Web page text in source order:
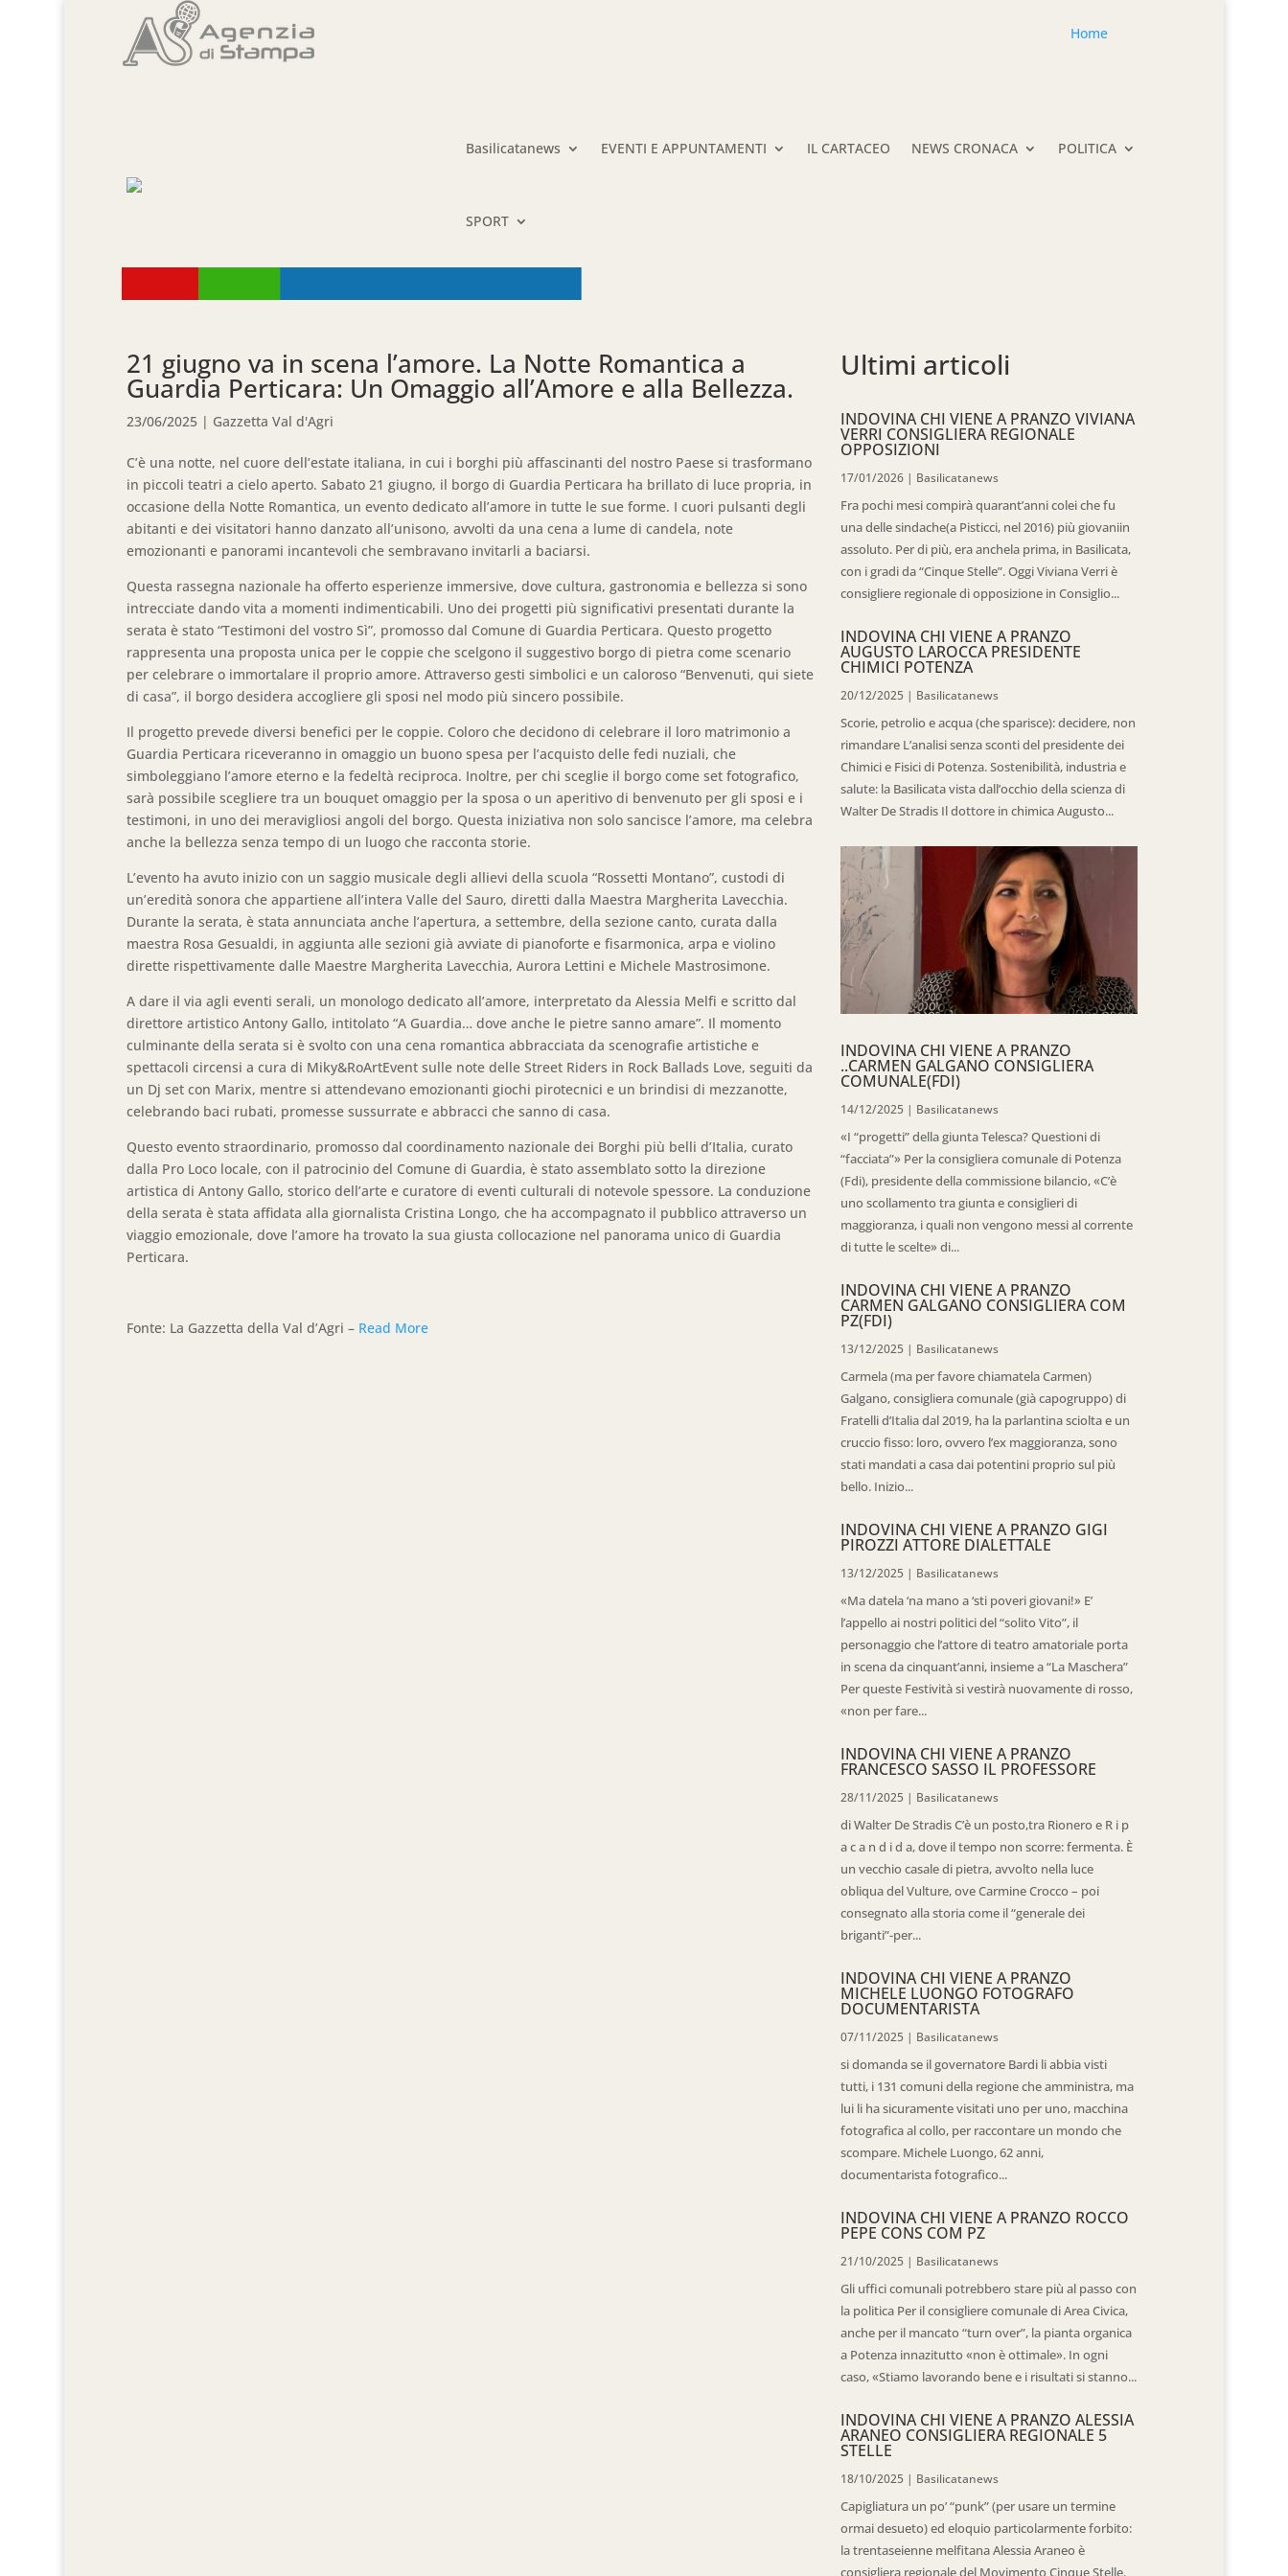
Home
Basilicatanews EVENTI E APPUNTAMENTI IL CARTACEO NEWS CRONACA POLITICA
SPORT
21 giugno va in scena l’amore. La Notte Romantica a
Guardia Perticara: Un Omaggio all’Amore e alla Bellezza.
23/06/2025 | Gazzetta Val d'Agri
C’è una notte, nel cuore dell’estate italiana, in cui i borghi più affascinanti del nostro Paese si trasformano
in piccoli teatri a cielo aperto. Sabato 21 giugno, il borgo di Guardia Perticara ha brillato di luce propria, in
occasione della Notte Romantica, un evento dedicato all’amore in tutte le sue forme. I cuori pulsanti degli
abitanti e dei visitatori hanno danzato all’unisono, avvolti da una cena a lume di candela, note
emozionanti e panorami incantevoli che sembravano invitarli a baciarsi.
Questa rassegna nazionale ha offerto esperienze immersive, dove cultura, gastronomia e bellezza si sono
intrecciate dando vita a momenti indimenticabili. Uno dei progetti più significativi presentati durante la
serata è stato “Testimoni del vostro Sì”, promosso dal Comune di Guardia Perticara. Questo progetto
rappresenta una proposta unica per le coppie che scelgono il suggestivo borgo di pietra come scenario
per celebrare o immortalare il proprio amore. Attraverso gesti simbolici e un caloroso “Benvenuti, qui siete
di casa”, il borgo desidera accogliere gli sposi nel modo più sincero possibile.
Il progetto prevede diversi benefici per le coppie. Coloro che decidono di celebrare il loro matrimonio a
Guardia Perticara riceveranno in omaggio un buono spesa per l’acquisto delle fedi nuziali, che
simboleggiano l’amore eterno e la fedeltà reciproca. Inoltre, per chi sceglie il borgo come set fotografico,
sarà possibile scegliere tra un bouquet omaggio per la sposa o un aperitivo di benvenuto per gli sposi e i
testimoni, in uno dei meravigliosi angoli del borgo. Questa iniziativa non solo sancisce l’amore, ma celebra
anche la bellezza senza tempo di un luogo che racconta storie.
L’evento ha avuto inizio con un saggio musicale degli allievi della scuola “Rossetti Montano”, custodi di
un’eredità sonora che appartiene all’intera Valle del Sauro, diretti dalla Maestra Margherita Lavecchia.
Durante la serata, è stata annunciata anche l’apertura, a settembre, della sezione canto, curata dalla
maestra Rosa Gesualdi, in aggiunta alle sezioni già avviate di pianoforte e fisarmonica, arpa e violino
dirette rispettivamente dalle Maestre Margherita Lavecchia, Aurora Lettini e Michele Mastrosimone.
A dare il via agli eventi serali, un monologo dedicato all’amore, interpretato da Alessia Melfi e scritto dal
direttore artistico Antony Gallo, intitolato “A Guardia… dove anche le pietre sanno amare”. Il momento
culminante della serata si è svolto con una cena romantica abbracciata da scenografie artistiche e
spettacoli circensi a cura di Miky&RoArtEvent sulle note delle Street Riders in Rock Ballads Love, seguiti da
un Dj set con Marix, mentre si attendevano emozionanti giochi pirotecnici e un brindisi di mezzanotte,
celebrando baci rubati, promesse sussurrate e abbracci che sanno di casa.
Questo evento straordinario, promosso dal coordinamento nazionale dei Borghi più belli d’Italia, curato
dalla Pro Loco locale, con il patrocinio del Comune di Guardia, è stato assemblato sotto la direzione
artistica di Antony Gallo, storico dell’arte e curatore di eventi culturali di notevole spessore. La conduzione
della serata è stata affidata alla giornalista Cristina Longo, che ha accompagnato il pubblico attraverso un
viaggio emozionale, dove l’amore ha trovato la sua giusta collocazione nel panorama unico di Guardia
Perticara.
Fonte: La Gazzetta della Val d’Agri – Read More
Ultimi articoli
INDOVINA CHI VIENE A PRANZO VIVIANA
VERRI CONSIGLIERA REGIONALE
OPPOSIZIONI
17/01/2026| Basilicatanews
Fra pochi mesi compirà quarant’anni colei che fu
una delle sindache(a Pisticci, nel 2016) più giovaniin
assoluto. Per di più, era anchela prima, in Basilicata,
con i gradi da “Cinque Stelle”. Oggi Viviana Verri è
consigliere regionale di opposizione in Consiglio...
INDOVINA CHI VIENE A PRANZO
AUGUSTO LAROCCA PRESIDENTE
CHIMICI POTENZA
20/12/2025 | Basilicatanews
Scorie, petrolio e acqua (che sparisce): decidere, non
rimandare L’analisi senza sconti del presidente dei
Chimici e Fisici di Potenza. Sostenibilità, industria e
salute: la Basilicata vista dall’occhio della scienza di
Walter De Stradis Il dottore in chimica Augusto...
INDOVINA CHI VIENE A PRANZO
..CARMEN GALGANO CONSIGLIERA
COMUNALE(FDI)
14/12/2025 | Basilicatanews
«I “progetti” della giunta Telesca? Questioni di
“facciata”» Per la consigliera comunale di Potenza
(Fdi), presidente della commissione bilancio, «C’è
uno scollamento tra giunta e consiglieri di
maggioranza, i quali non vengono messi al corrente
di tutte le scelte» di...
INDOVINA CHI VIENE A PRANZO
CARMEN GALGANO CONSIGLIERA COM
PZ(FDI)
13/12/2025 | Basilicatanews
Carmela (ma per favore chiamatela Carmen)
Galgano, consigliera comunale (già capogruppo) di
Fratelli d’Italia dal 2019, ha la parlantina sciolta e un
cruccio fisso: loro, ovvero l’ex maggioranza, sono
stati mandati a casa dai potentini proprio sul più
bello. Inizio...
INDOVINA CHI VIENE A PRANZO GIGI
PIROZZI ATTORE DIALETTALE
13/12/2025 | Basilicatanews
«Ma datela ‘na mano a ‘sti poveri giovani!» E’
l’appello ai nostri politici del “solito Vito”, il
personaggio che l’attore di teatro amatoriale porta
in scena da cinquant’anni, insieme a “La Maschera”
Per queste Festività si vestirà nuovamente di rosso,
«non per fare...
INDOVINA CHI VIENE A PRANZO
FRANCESCO SASSO IL PROFESSORE
28/11/2025 | Basilicatanews
di Walter De Stradis C’è un posto,tra Rionero e R i p
a c a n d i d a, dove il tempo non scorre: fermenta. È
un vecchio casale di pietra, avvolto nella luce
obliqua del Vulture, ove Carmine Crocco – poi
consegnato alla storia come il “generale dei
briganti”-per...
INDOVINA CHI VIENE A PRANZO
MICHELE LUONGO FOTOGRAFO
DOCUMENTARISTA
07/11/2025 | Basilicatanews
si domanda se il governatore Bardi li abbia visti
tutti, i 131 comuni della regione che amministra, ma
lui li ha sicuramente visitati uno per uno, macchina
fotografica al collo, per raccontare un mondo che
scompare. Michele Luongo, 62 anni,
documentarista fotografico...
INDOVINA CHI VIENE A PRANZO ROCCO
PEPE CONS COM PZ
21/10/2025 | Basilicatanews
Gli uffici comunali potrebbero stare più al passo con
la politica Per il consigliere comunale di Area Civica,
anche per il mancato “turn over”, la pianta organica
a Potenza innazitutto «non è ottimale». In ogni
caso, «Stiamo lavorando bene e i risultati si stanno...
INDOVINA CHI VIENE A PRANZO ALESSIA
ARANEO CONSIGLIERA REGIONALE 5
STELLE
18/10/2025 | Basilicatanews
Capigliatura un po’ “punk” (per usare un termine
ormai desueto) ed eloquio particolarmente forbito:
la trentaseienne melfitana Alessia Araneo è
consigliera regionale del Movimento Cinque Stelle.